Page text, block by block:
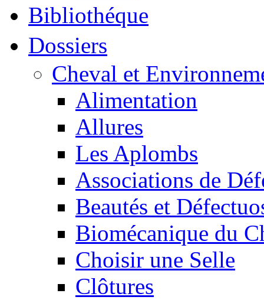
Bibliothéque
Dossiers
Cheval et
Alimentation
Allures
Les Aplombs
Associations de
Beautés et
Biomécanique du
Choisir une Selle
Clôtures